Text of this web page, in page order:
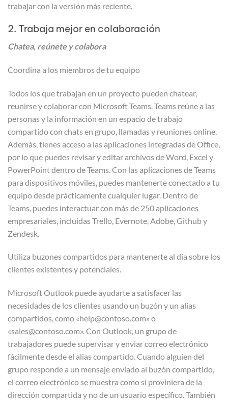
trabajar con la versión más reciente.
2. Trabaja mejor en colaboración
Chatea, reúnete y colabora
Coordina a los miembros de tu equipo
Todos los que trabajan en un proyecto pueden chatear,
reunirse y colaborar con Microsoft Teams. Teams reúne a las
personas y la información en un espacio de trabajo
compartido con chats en grupo, llamadas y reuniones online.
Además, tienes acceso a las aplicaciones integradas de Office,
por lo que puedes revisar y editar archivos de Word, Excel y
PowerPoint dentro de Teams. Con las aplicaciones de Teams
para dispositivos móviles, puedes mantenerte conectado a tu
equipo desde prácticamente cualquier lugar. Dentro de
Teams, puedes interactuar con más de 250 aplicaciones
empresariales, incluidas Trello, Evernote, Adobe, Github y
Zendesk.
Utiliza buzones compartidos para mantenerte al día sobre los
clientes existentes y potenciales.
Microsoft Outlook puede ayudarte a satisfacer las
necesidades de los clientes usando un buzón y un alias
compartidos, como «help@contoso.com» o
«sales@contoso.com». Con Outlook, un grupo de
trabajadores puede supervisar y enviar correo electrónico
fácilmente desde el alias compartido. Cuando alguien del
grupo responde a un mensaje enviado al buzón compartido,
el correo electrónico se muestra como si proviniera de la
dirección compartida y no de un usuario específico. También